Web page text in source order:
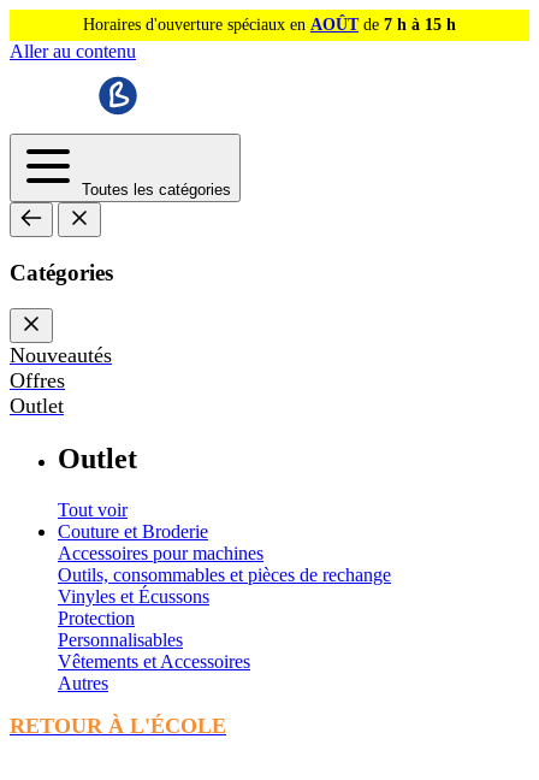
Horaires d'ouverture spéciaux en AOÛTde 7 h à 15 h
Aller au contenu
Toutes les catégories
Catégories
Nouveautés
Offres
Outlet
Outlet
Tout voir
Couture et Broderie
Accessoires pour machines
Outils, consommables et pièces de rechange
Vinyles et Écussons
Protection
Personnalisables
Vêtements et Accessoires
Autres
RETOUR À L'ÉCOLE